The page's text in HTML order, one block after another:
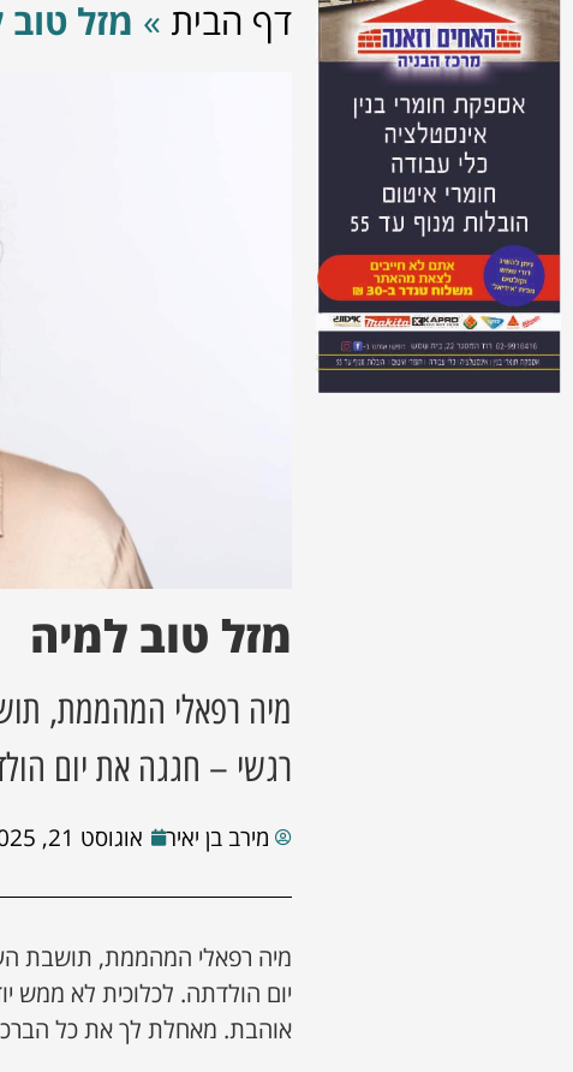
דף הבית » מזל
מזל טוב למיה
מיה רפאלי המהממת,
רגשי – חגגה את יום
מירב בן יאיר אוגוסט 21, 2025
מיה רפאלי המהממת, תושבת
יום הולדתה. לכלוכית לא ממש
אוהבת. מאחלת לך את כל